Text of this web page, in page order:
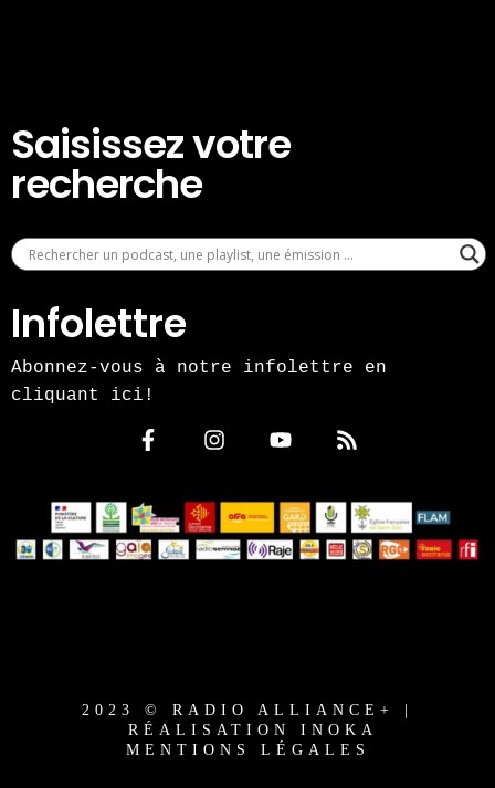
Saisissez votre
recherche
Infolettre
Abonnez-vous à notre infolettre en
cliquant ici!
2023 © RADIO ALLIANCE+ |
RÉALISATION INOKA
MENTIONS LÉGALES